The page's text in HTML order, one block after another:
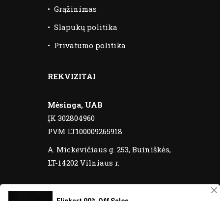
• Grąžinimas
• Slapukų politika
• Privatumo politika
REKVIZITAI
Mėsinga, UAB
ĮK 302804960
PVM LT100009265918
A. Mickevičiaus g. 253, Buiniškės,
LT-14202 Vilniaus r.